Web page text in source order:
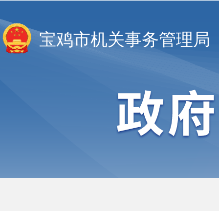
宝鸡市机关事务管理局